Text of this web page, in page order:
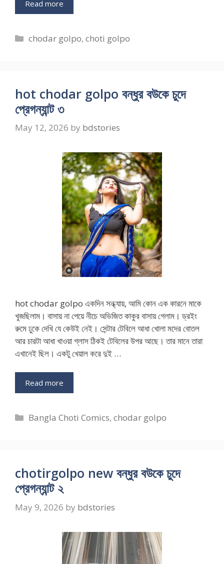
Read more
Categories
chodar golpo,choti golpo
hot chodar golpo বন্ধুর বউকে চুদে
প্রেগন্যান্ট ৩
May 12, 2026 by bdstories
hot chodar golpo একদিন সন্ধ্যায়, আমি কোন এক কারনে মাকে
খুজছিলাম। বাসায় না পেয়ে নীচে অভিজিত কাকুর বাসায় গেলাম। ড্রইং
রুমে ঢুকে দেখি যে কেউই নেই। সেন্টার টেবিলে আধা খোলা মদের বোতল
আর চারটা আধা খাওয়া গ্লাস ঠিকই টেবিলের উপর আছে। তার মানে তারা
এখানেই ছিল। একটু খেয়াল করে দুই …
Read more
Categories
Bangla Choti Comics,chodar golpo
chotirgolpo new বন্ধুর বউকে চুদে
প্রেগন্যান্ট ২
May 9, 2026 by bdstories